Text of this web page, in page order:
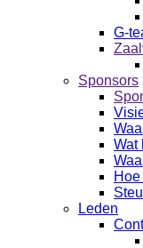
G-
Sponsors
Wat
Leden